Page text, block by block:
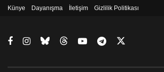
Künye Dayanışma İletişim Gizlilik Politikası